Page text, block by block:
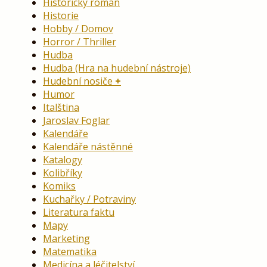
Historie
Hobby / Domov
Horror / Thriller
Hudba
Hudba (Hra na hudební nástroje)
Hudební nosiče
Humor
Italština
Jaroslav Foglar
Kalendáře
Kalendáře nástěnné
Katalogy
Kolibříky
Komiks
Kuchařky / Potraviny
Literatura faktu
Mapy
Marketing
Matematika